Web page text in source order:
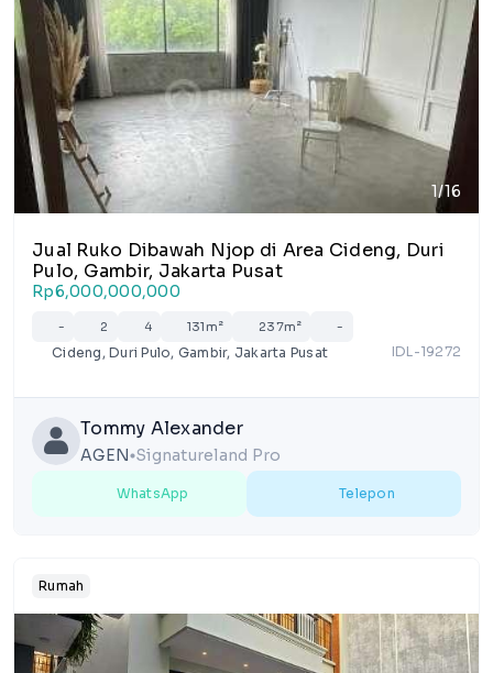
1/16
Jual Ruko Dibawah Njop di Area Cideng, Duri
Pulo, Gambir, Jakarta Pusat
Rp6,000,000,000
- 2 4 131m² 237m² -
Cideng, Duri Pulo, Gambir, Jakarta Pusat IDL-19272
Tommy Alexander
AGEN lens Signatureland Pro
WhatsApp Telepon
Rumah